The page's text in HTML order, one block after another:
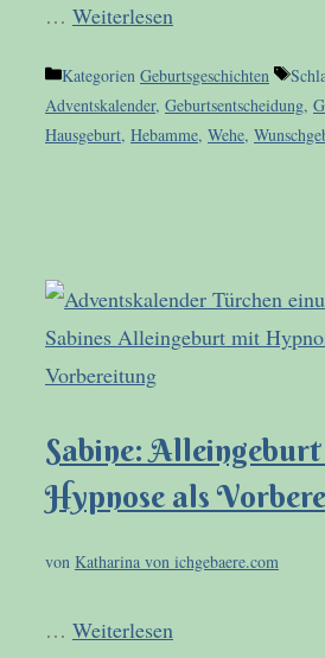
… Weiterlesen
Kategorien Geburtsgeschichten
Adventskalender, Geburtsentscheidung,
Hausgeburt, Hebamme, Wehe,
Sabine:
Hypnose als
von Katharina von ichgebaere.com
… Weiterlesen